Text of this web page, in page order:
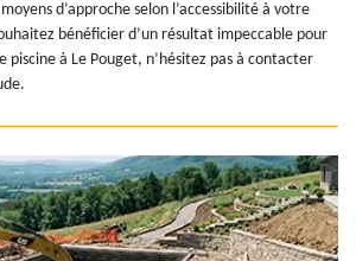
d’approche selon l’accessibilité à votre
bénéficier d’un résultat impeccable pour
piscine à Le Pouget, n’hésitez pas à contacter